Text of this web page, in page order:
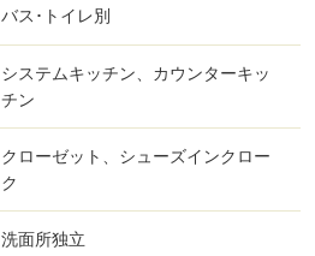
バス･トイレ別
システムキッチン、カウンターキッ
チン
クローゼット、シューズインクロー
ク
洗面所独立